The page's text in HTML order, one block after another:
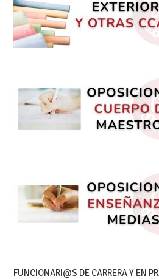
FUNCIONARI@S DE CARRERA Y EN